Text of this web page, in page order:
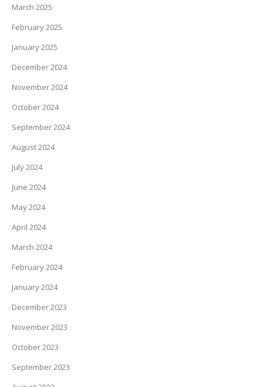
March 2025
February 2025
January 2025
December 2024
November 2024
October 2024
September 2024
August 2024
July 2024
June 2024
May 2024
April 2024
March 2024
February 2024
January 2024
December 2023
November 2023
October 2023
September 2023